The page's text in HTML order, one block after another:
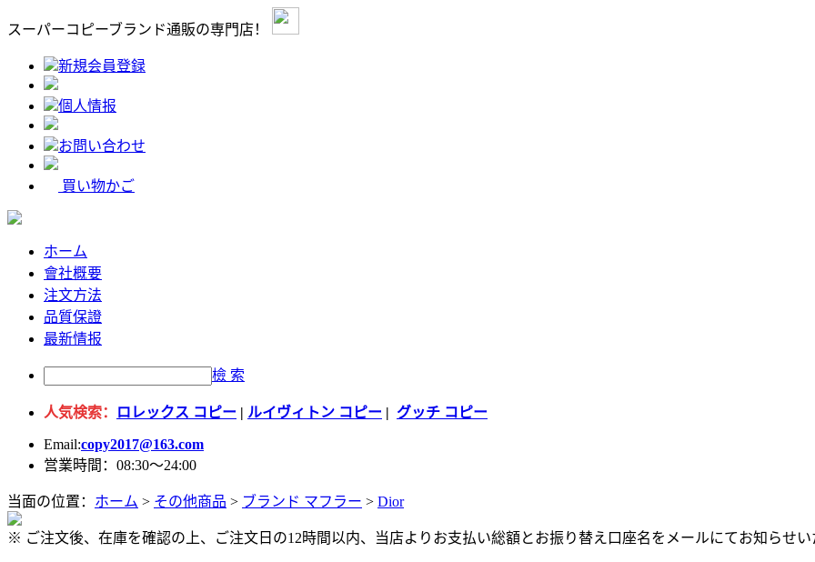
スーパーコピーブランド通販の専門店！
新規会員登録
個人情报
お問い合わせ
買い物かご
ホーム
會社概要
注文方法
品質保證
最新情报
檢 索
人気検索： ロレックス コピー | ルイヴィトン コピー | グッチ コピー
Email:copy2017@163.com
営業時間：08:30～24:00
当面の位置： ホーム > その他商品 > ブランド マフラー > Dior
※ ご注文後、在庫を確認の上、ご注文日の12時間以内、当店よりお支払い総額とお振り替え口座名をメールにてお知らせい